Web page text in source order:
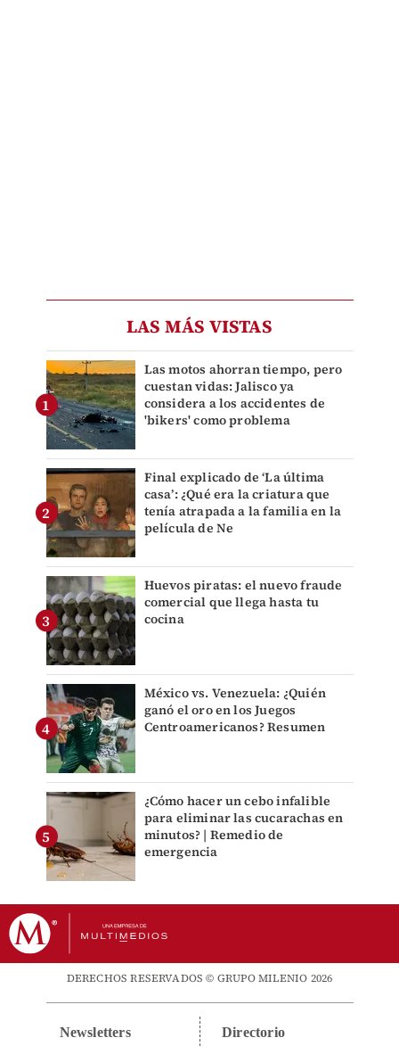
LAS MÁS VISTAS
Las motos ahorran tiempo, pero
cuestan vidas: Jalisco ya
considera a los accidentes de
'bikers' como problema
Final explicado de ‘La última
casa’: ¿Qué era la criatura que
tenía atrapada a la familia en la
película de Ne
Huevos piratas: el nuevo fraude
comercial que llega hasta tu
cocina
México vs. Venezuela: ¿Quién
ganó el oro en los Juegos
Centroamericanos? Resumen
¿Cómo hacer un cebo infalible
para eliminar las cucarachas en
minutos? | Remedio de
emergencia
DERECHOS RESERVADOS © GRUPO MILENIO 2026
Newsletters Directorio